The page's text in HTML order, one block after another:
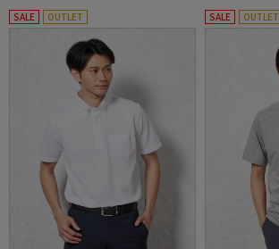
SALE OUTLET SALE OUTLET